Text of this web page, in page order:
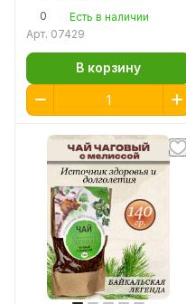
аллергии,
предотвращает
0
Есть в наличии
Арт. 07429
В корзину